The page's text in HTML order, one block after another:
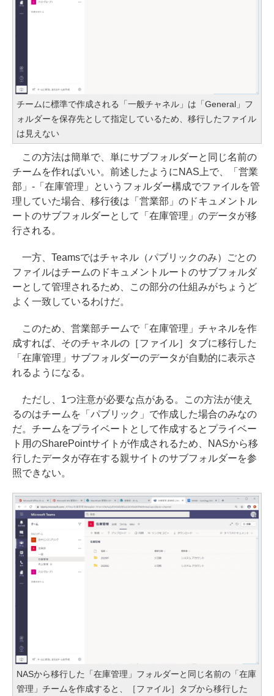
チームに標準で作成される「一般チャネル」は「General」フ
ォルダーを保存先として指定しているため、移行したファイル
は見えない
この方法は簡単で、単にサブフォルダーと同じ名前の
チームを作ればいい。前述したようにNAS上で、「営業
部」-「在庫管理」というフォルダー構成でファイルを管
理していた場合、移行後は「営業部」のドキュメントル
ートのサブフォルダーとして「在庫管理」のデータが移
行される。
一方、Teamsではチャネル（パブリックのみ）ごとの
ファイルはチームのドキュメントルートのサブフォルダ
ーとして管理されるため、この部分の仕組みがちょうど
よく一致しているわけだ。
このため、営業部チームで「在庫管理」チャネルを作
成すれば、そのチャネルの［ファイル］タブに移行した
「在庫管理」サブフォルダーのデータが自動的に表示さ
れるようになる。
ただし、1つ注意が必要な点がある。この方法が使え
るのはチームを「パブリック」で作成した場合のみなの
だ。チームをプライベートとして作成するとプライベー
ト用のSharePointサイトが作成されるため、NASから移
行したデータが存在する親サイトのサブフォルダーを参
照できない。
NASから移行した「在庫管理」フォルダーと同じ名前の「在庫
管理」チームを作成すると、［ファイル］タブから移行した